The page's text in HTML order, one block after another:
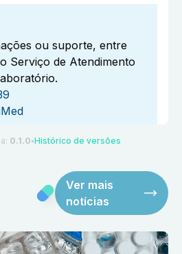
ou suporte, entre
Serviço de Atendimento
0.1.0 ●Histórico de versões
Ver mais
notícias